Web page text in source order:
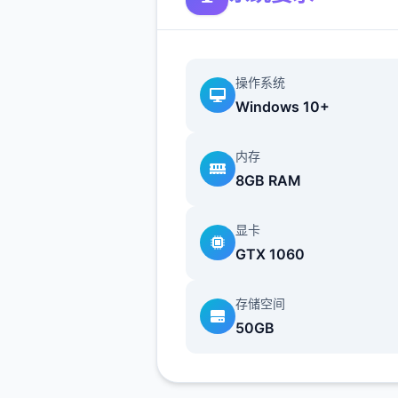
V1.3.0 重大宏大更新-2025-
性上线
量个一切新型的体位
1、完成崔莺儿剧情
新增蛮女支线剧情（码头商士
发）
操作系统
Windows 10+
内存
8GB RAM
显卡
GTX 1060
存储空间
50GB